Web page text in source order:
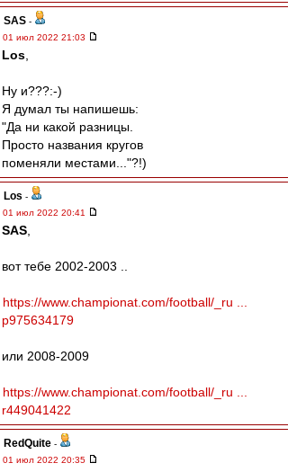
SAS -
01 июл 2022 21:03
Los
Ну и???:-)
Я думал ты напишешь:
"Да ни какой разницы.
Просто названия кругов
поменяли местами..."?!)
Los -
01 июл 2022 20:41
SAS
вот тебе 2002-2003 ..
https://www.championat.com/football/_ru ...
p975634179
или 2008-2009
https://www.championat.com/football/_ru ...
r449041422
RedQuite -
01 июл 2022 20:35